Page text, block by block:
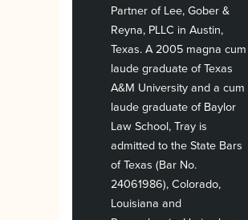
Partner of Lee, Gober &
Reyna, PLLC in Austin,
Texas. A 2005 magna cum
laude graduate of Texas
A&M University and a cum
laude graduate of Baylor
Law School, Tray is
admitted to the State Bars
of Texas (Bar No.
24061986), Colorado,
Louisiana and